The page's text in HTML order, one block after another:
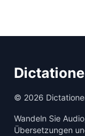
© 2026
Wandeln Sie
Übersetzungen